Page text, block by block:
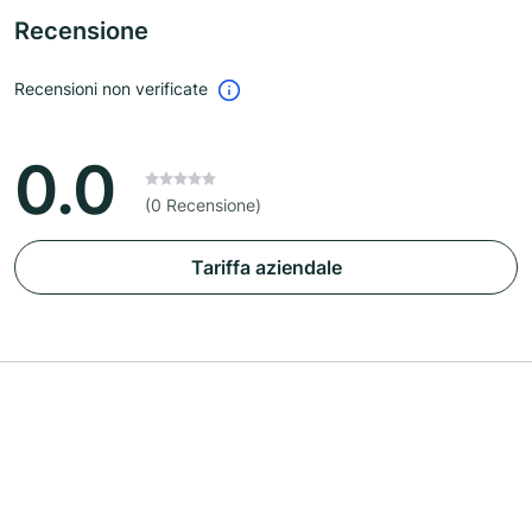
Recensione
Recensioni non verificate
0.0 (0 Recensione)
Tariffa aziendale